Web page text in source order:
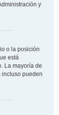
y
o la posición
está
La mayoría de
incluso pueden